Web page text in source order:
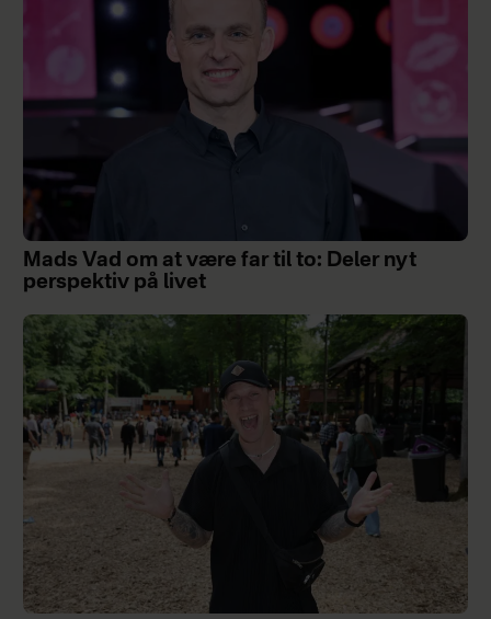
Mads Vad om at være far til to: Deler nyt
perspektiv på livet